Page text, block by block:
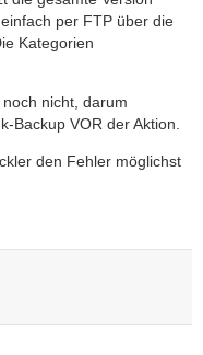
per FTP über die
Kategorien
nicht, darum
Backup VOR der Aktion.
den Fehler möglichst